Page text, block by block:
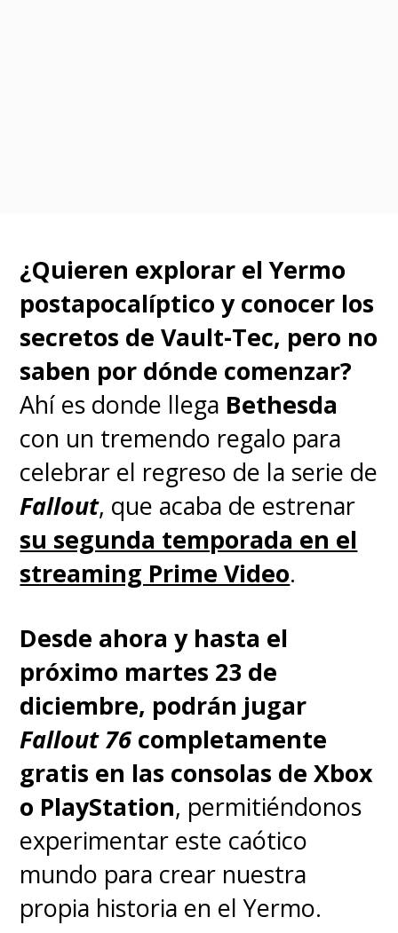
¿Quieren explorar el Yermo
postapocalíptico y conocer los
secretos de Vault-Tec, pero no
saben por dónde comenzar?
Ahí es donde llega Bethesda
con un tremendo regalo para
celebrar el regreso de la serie de
Fallout, que acaba de estrenar
su segunda temporada en el
streaming Prime Video.
Desde ahora y hasta el
próximo martes 23 de
diciembre, podrán jugar
Fallout 76 completamente
gratis en las consolas de Xbox
o PlayStation, permitiéndonos
experimentar este caótico
mundo para crear nuestra
propia historia en el Yermo.